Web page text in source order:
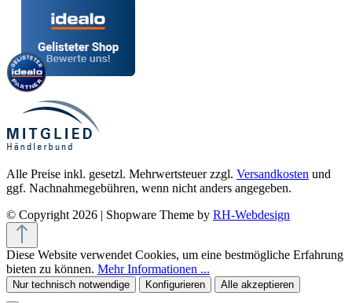
Alle Preise inkl. gesetzl. Mehrwertsteuer zzgl. Versandkosten und
ggf. Nachnahmegebühren, wenn nicht anders angegeben.
© Copyright 2026 | Shopware Theme by RH-Webdesign
Diese Website verwendet Cookies, um eine bestmögliche Erfahrung
bieten zu können. Mehr Informationen ...
Nur technisch notwendige Konfigurieren Alle akzeptieren